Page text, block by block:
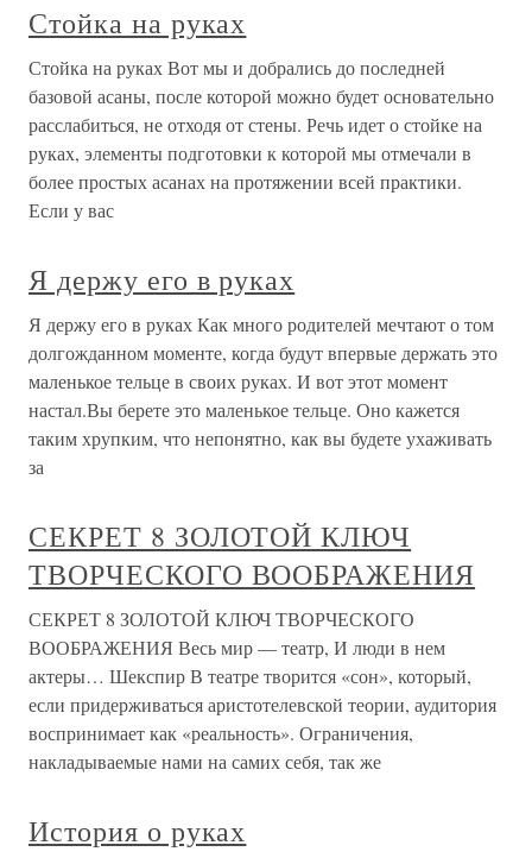
Стойка на руках
Стойка на руках Вот мы и добрались до последней
базовой асаны, после которой можно будет основательно
расслабиться, не отходя от стены. Речь идет о стойке на
руках, элементы подготовки к которой мы отмечали в
более простых асанах на протяжении всей практики.
Если у вас
Я держу его в руках
Я держу его в руках Как много родителей мечтают о том
долгожданном моменте, когда будут впервые держать это
маленькое тельце в своих руках. И вот этот момент
настал.Вы берете это маленькое тельце. Оно кажется
таким хрупким, что непонятно, как вы будете ухаживать
за
СЕКРЕТ 8 ЗОЛОТОЙ КЛЮЧ
ТВОРЧЕСКОГО ВООБРАЖЕНИЯ
СЕКРЕТ 8 ЗОЛОТОЙ КЛЮЧ ТВОРЧЕСКОГО
ВООБРАЖЕНИЯ Весь мир — театр, И люди в нем
актеры… Шекспир В театре творится «сон», который,
если придерживаться аристотелевской теории, аудитория
воспринимает как «реальность». Ограничения,
накладываемые нами на самих себя, так же
История о руках